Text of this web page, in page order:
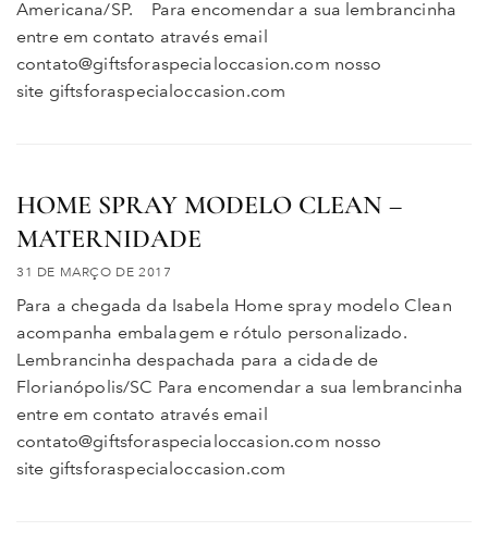
Americana/SP. Para encomendar a sua lembrancinha
entre em contato através email
contato@giftsforaspecialoccasion.com nosso
site giftsforaspecialoccasion.com
HOME SPRAY MODELO CLEAN –
MATERNIDADE
31 DE MARÇO DE 2017
Para a chegada da Isabela Home spray modelo Clean
acompanha embalagem e rótulo personalizado.
Lembrancinha despachada para a cidade de
Florianópolis/SC Para encomendar a sua lembrancinha
entre em contato através email
contato@giftsforaspecialoccasion.com nosso
site giftsforaspecialoccasion.com